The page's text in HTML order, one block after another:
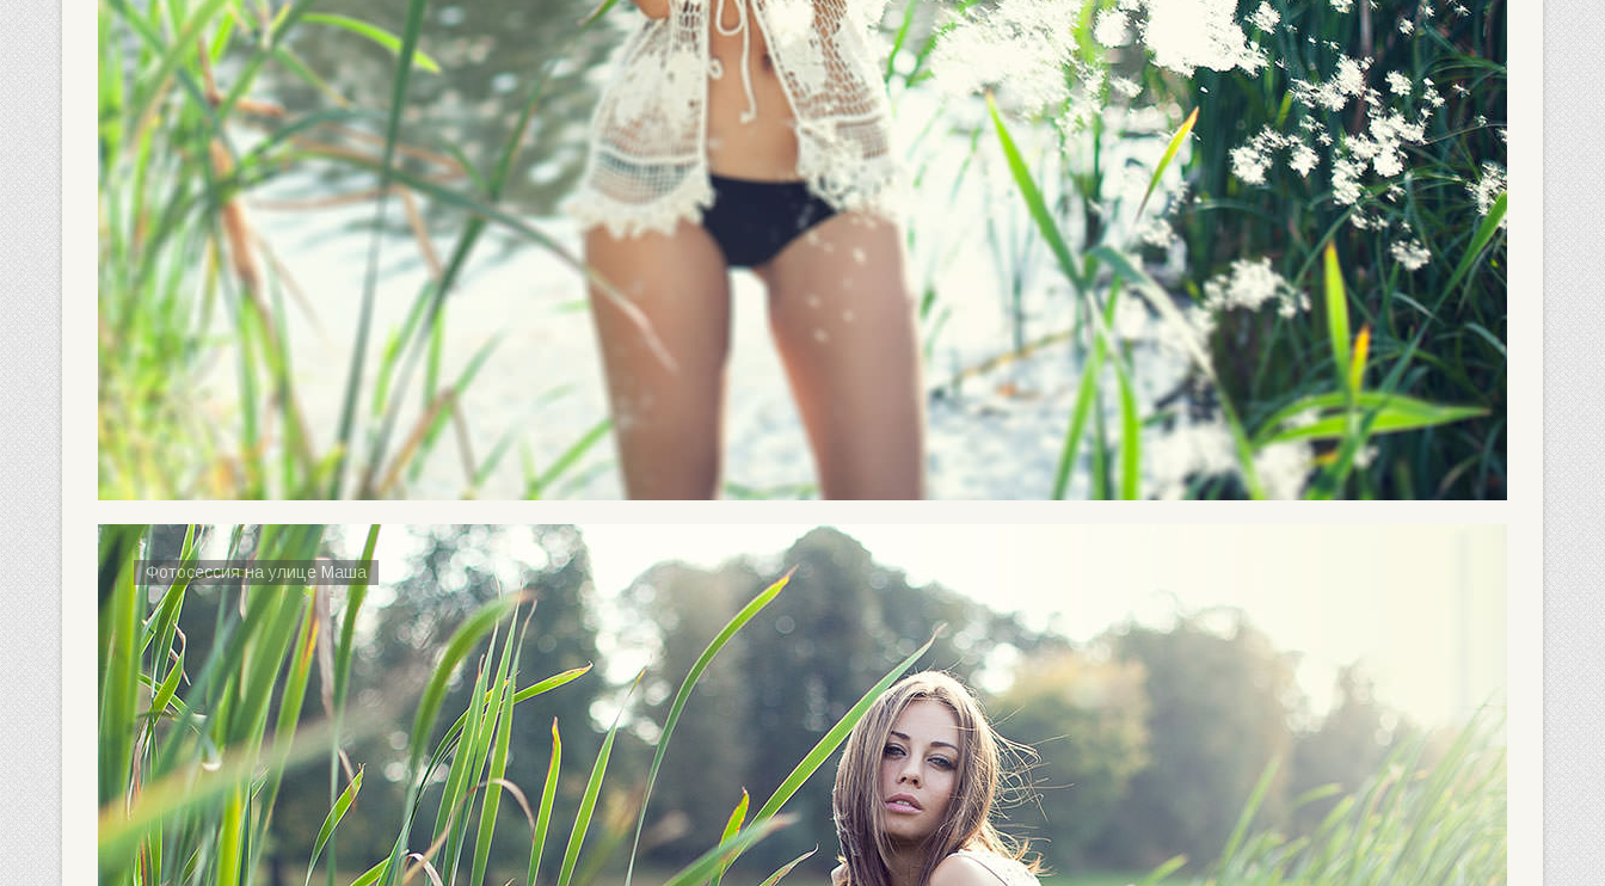
Фотосессия на улице Маша